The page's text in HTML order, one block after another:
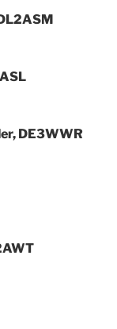
DE3WWR